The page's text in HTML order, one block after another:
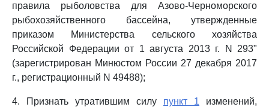
правила рыболовства для Азово-Черноморского
рыбохозяйственного бассейна, утвержденные
приказом Министерства сельского хозяйства
Российской Федерации от 1 августа 2013 г. N 293"
(зарегистрирован Минюстом России 27 декабря 2017
г., регистрационный N 49488);
4. Признать утратившим силу пункт 1 изменений,